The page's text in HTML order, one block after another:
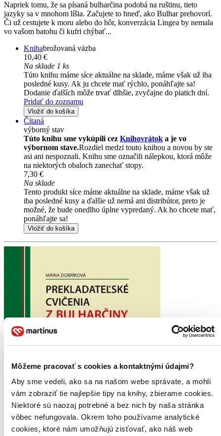
Môžeme pracovať s cookies a kontaktnými údajmi?
Aby sme vedeli, ako sa na našom webe správate, a mohli
vám zobraziť tie najlepšie tipy na knihy, zbierame cookies.
Niektoré sú naozaj potrebné a bez nich by naša stránka
vôbec nefungovala. Okrem toho používame analytické
cookies, ktoré nám umožňujú zisťovať, ako náš web
Napriek tomu, že sa písaná bulharčina podobá na ruštinu, tieto
jazyky sa v mnohom líšia. Začujete to hneď, ako Bulhar prehovorí.
Či už cestujete k moru alebo do hôr, konverzácia Lingea by nemala
vo vašom batohu či kufri chýbať...
Knihabrožovaná väzba
10,40 €
Na sklade 1 ks
Túto knihu máme síce aktuálne na sklade, máme však už iba
posledné kusy. Ak ju chcete mať rýchlo, ponáhľajte sa!
Dodanie ďalších môže trvať dlhšie, zvyčajne do piatich dní.
Pridať do zoznamu
Vložiť do košíka
Čítaná
výborný stav
Túto knihu sme vykúpili cez Knihovrátok a je vo
výbornom stave.Rozdiel medzi touto knihou a novou by ste
asi ani nespoznali. Knihu sme označili nálepkou, ktorá môže
na niektorých obaloch zanechať stopy.
7,30 €
Na sklade
Tento produkt síce máme aktuálne na sklade, máme však už
iba posledné kusy a ďalšie už nemá ani distribútor, preto je
možné, že bude onedlho úplne vypredaný. Ak ho chcete mať,
ponáhľajte sa!
Vložiť do košíka